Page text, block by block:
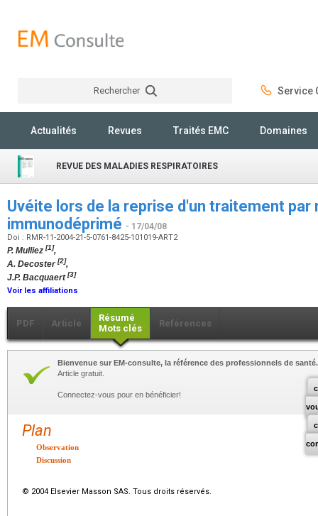
Rechercher Service
Actualités Revues Traités EMC Domaines
REVUE DES MALADIES RESPIRATOIRES
Uvéite lors de la reprise d'un traitement par
immunodéprimé - 17/04/08
Doi : RMR-11-2004-21-5-0761-8425-101019-ART2
P. Mulliez [1],
A. Decoster[2],
J.P. Bacquaert[3]
Voir les affiliations
PDF Article
Résumé
Mots clés
Références
Bienvenue sur EM-consulte, la référence des professionnels de santé.
Article gratuit.
Connectez-vous pour en bénéficier!
Plan
Observation
Discussion
© 2004 Elsevier Masson SAS. Tous droits réservés.